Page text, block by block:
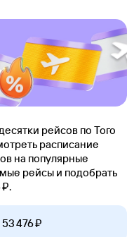
рейсов по Того
расписание
на популярные
рейсы и подобрать
⁠₽.
⁠476 ⁠₽